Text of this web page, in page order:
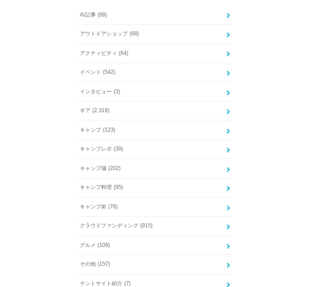
AI記事 (88)
アウトドアショップ (68)
アクティビティ (64)
イベント (542)
インタビュー (3)
ギア (2,319)
キャンプ (123)
キャンプレポ (39)
キャンプ場 (202)
キャンプ料理 (95)
キャンプ術 (78)
クラウドファンディング (915)
グルメ (106)
その他 (157)
テントサイト紹介 (7)